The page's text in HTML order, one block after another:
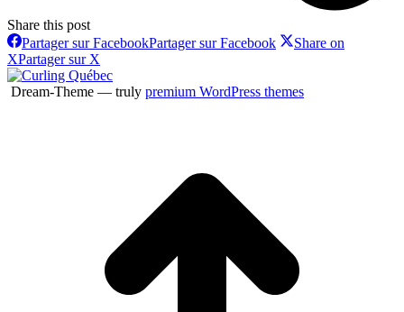
Share this post
Partager sur FacebookPartager sur Facebook
Share on
XPartager sur X
Dream-Theme — truly premium WordPress themes